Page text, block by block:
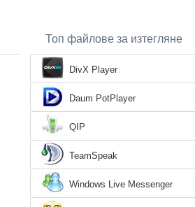
Топ файлове за изтегляне
DivX Player
Daum PotPlayer
QIP
TeamSpeak
Windows Live Messenger